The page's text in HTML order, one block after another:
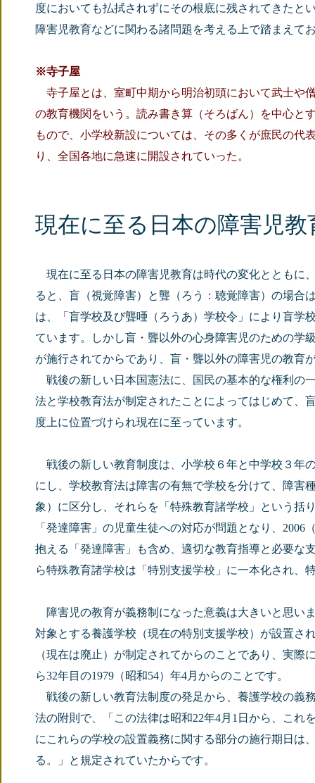
度においても払拭されずにその根底に残されてきたと
障害児教育などに関わる諸問題を考える上で踏まえて
※寺子屋
寺子屋とは、室町中期から明治初頭において武士や
の教育機関をいう。読み書き算（そろばん）を中心と
もので、小学校新設については、その多くが庶民の代
り、全国各地に急速に開設されていった。
現在に至る日本の障害児
現在に至る日本の障害児教育は時代の変化とともに
ると、盲（視覚障害）と聾（ろう：聴覚障害）の場合
は、「盲学校及び聾唖（ろうあ）学校令」により盲学
ています。しかし盲・聾以外の心身障害児のための学
が施行されてからであり、盲・聾以外の障害児の教育
戦後の新しい日本国憲法に、国民の基本的な権利の
法と学校教育法が制定されたことによってはじめて、
度上に位置づけられ現在に至っています。
戦後の新しい教育制度は、小学校６年と中学校３年
にし、学校教育法は障害の有無で学校を分けて、障害
象）に区分し、それらを「特殊教育諸学校」という括
「発達障害」の児童生徒への対応が問題となり、
抱える「発達障害」も含め、適切な教育指導と必要な
ら特殊教育諸学校は「特別支援学校」に一本化され、
障害児の教育が義務制になった意義は大きいと思い
対象とする養護学校（現在の特別支援学校）が設置さ
（現在は廃止）が制定されてからのことであり、実
ら32年目の1979（昭和54）年4月からのことです。
戦後の新しい教育法制度の発足から、養護学校の義
法の附則で、「この法律は昭和22年4月1日から、こ
にこれらの学校の設置義務に関する部分の施行期日は
る。」と規定されていたからです。